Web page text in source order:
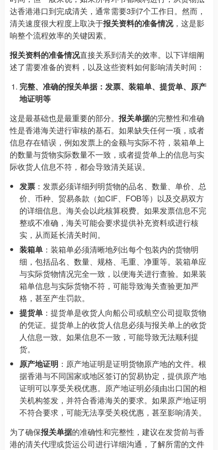
达香港港口到完成清关，通常需要3到7个工作日。然而，
清关速度很大程度上取决于报关资料的准备情况，这是影
响整个流程效率的关键因素。
报关资料的准备情况直接关系到清关的效率。以下详细阐
述了需要准备的资料，以及这些资料如何影响清关时间：
完整、准确的报关单据：发票、装箱单、提货单、原产
地证明等
这是最基础也是最重要的部分。 报关单据的完整性和准确
性是香港海关进行审核的基石。如果缺失任何一项，或者
信息存在错误，例如发票上的金额与实际不符，装箱单上
的数量与货物实际数量不一致，或者提货单上的信息与实
际收货人信息不符，都会导致清关延误。
发票 ：发票必须详细列明货物的品名、数量、单价、总
价、币种、贸易条款（如CIF、FOB等）以及交易双方
的详细信息。海关会以此核算税费。如果发票信息不完
整或不准确，海关可能会要求提供补充资料或进行核
实，从而延长清关时间。
装箱单 ：装箱单必须清晰地列出每个包装内的货物明
细，包括品名、数量、规格、毛重、净重等。装箱单应
与实际货物情况完全一致，以便海关进行查验。如果装
箱单信息与实际货物不符，可能导致海关查验更加严
格，甚至产生罚款。
提货单 ：提货单是收货人向船公司或航空公司提取货物
的凭证。提货单上的收货人信息必须与报关单上的收货
人信息一致。如果信息不一致，可能导致无法顺利提
货。
原产地证明 ：原产地证明是证明货物原产地的文件。根
据香港与不同国家或地区签订的贸易协定，提供原产地
证明可以享受关税优惠。原产地证明必须由出口国的相
关机构签发，并符合香港海关的要求。如果原产地证明
不符合要求，可能无法享受关税优惠，甚至影响清关。
为了确保报关单据的准确性和完整性，建议在发货前与香
港的清关代理或货运公司进行详细沟通，了解所需的文件